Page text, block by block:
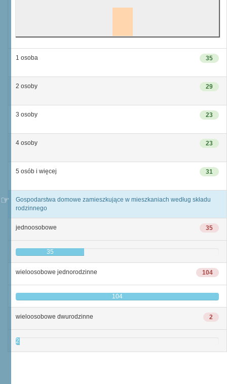
35
1 osoba
29
2 osoby
23
3 osoby
23
4 osoby
31
5 osób i więcej
Gospodarstwa domowe zamieszkujące w mieszkaniach według składu
rodzinnego
35
jednoosobowe
35
104
wieloosobowe jednorodzinne
104
2
wieloosobowe dwurodzinne
2